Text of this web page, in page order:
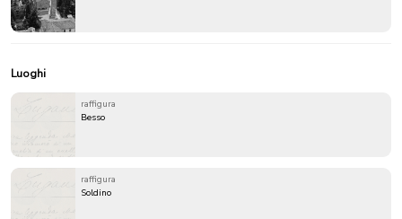
Luoghi
raffigura
Besso
raffigura
Soldino